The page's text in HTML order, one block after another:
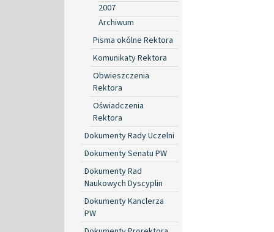
2007
Archiwum
Pisma okólne Rektora
Komunikaty Rektora
Obwieszczenia
Rektora
Oświadczenia
Rektora
Dokumenty Rady Uczelni
Dokumenty Senatu PW
Dokumenty Rad
Naukowych Dyscyplin
Dokumenty Kanclerza
PW